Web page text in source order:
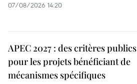
07/08/2026 14:20
APEC 2027 : des critères publics
pour les projets bénéficiant de
mécanismes spécifiques